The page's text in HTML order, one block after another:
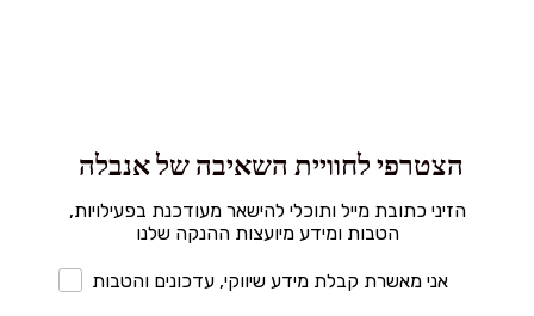
הצטרפי לחוויית השאיבה של אנבלה
הזיני כתובת מייל ותוכלי להישאר מעודכנת בפעילויות,
הטבות ומידע מיועצות ההנקה שלנו
אני מאשרת קבלת מידע שיווקי, עדכונים והטבות